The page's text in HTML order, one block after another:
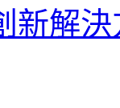
新解決